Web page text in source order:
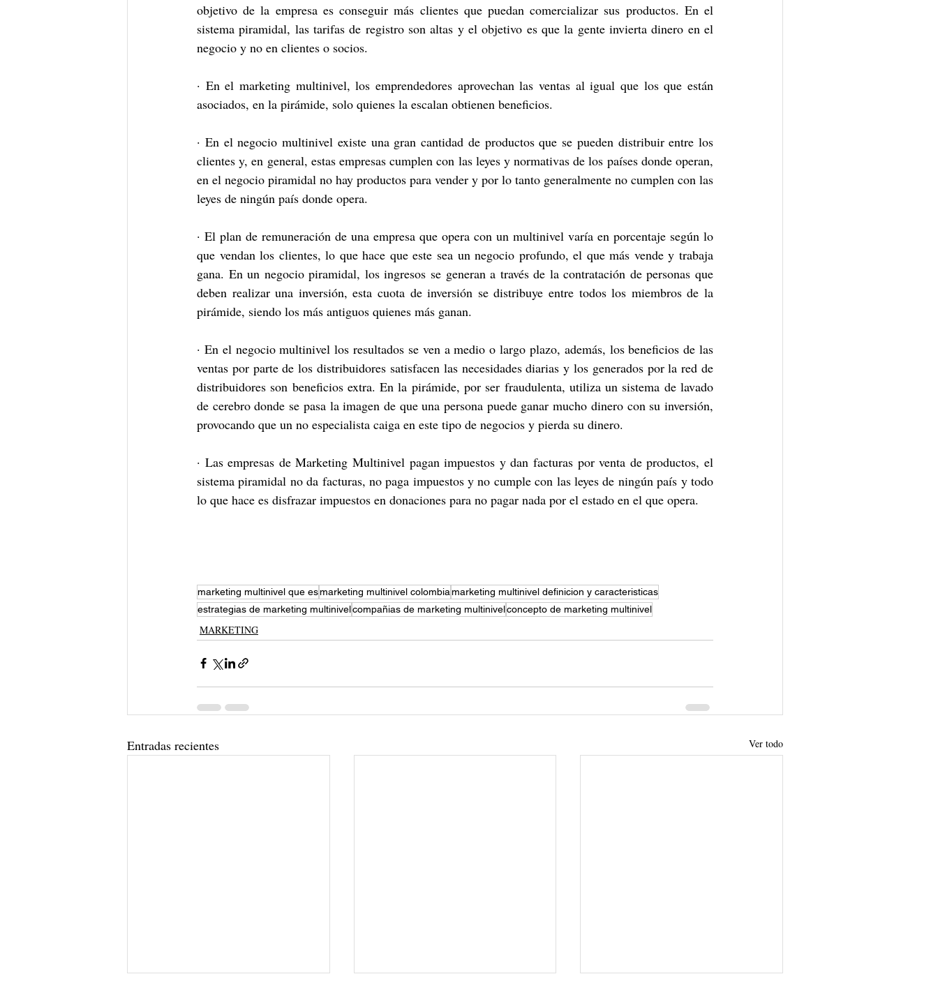
objetivo de la empresa es conseguir más clientes que puedan comercializar sus productos. En el
sistema piramidal, las tarifas de registro son altas y el objetivo es que la gente invierta dinero en el
negocio y no en clientes o socios.
· En el marketing multinivel, los emprendedores aprovechan las ventas al igual que los que están
asociados, en la pirámide, solo quienes la escalan obtienen beneficios.
· En el negocio multinivel existe una gran cantidad de productos que se pueden distribuir entre los
clientes y, en general, estas empresas cumplen con las leyes y normativas de los países donde operan,
en el negocio piramidal no hay productos para vender y por lo tanto generalmente no cumplen con las
leyes de ningún país donde opera.
· El plan de remuneración de una empresa que opera con un multinivel varía en porcentaje según lo
que vendan los clientes, lo que hace que este sea un negocio profundo, el que más vende y trabaja
gana. En un negocio piramidal, los ingresos se generan a través de la contratación de personas que
deben realizar una inversión, esta cuota de inversión se distribuye entre todos los miembros de la
pirámide, siendo los más antiguos quienes más ganan.
· En el negocio multinivel los resultados se ven a medio o largo plazo, además, los beneficios de las
ventas por parte de los distribuidores satisfacen las necesidades diarias y los generados por la red de
distribuidores son beneficios extra. En la pirámide, por ser fraudulenta, utiliza un sistema de lavado
de cerebro donde se pasa la imagen de que una persona puede ganar mucho dinero con su inversión,
provocando que un no especialista caiga en este tipo de negocios y pierda su dinero.
· Las empresas de Marketing Multinivel pagan impuestos y dan facturas por venta de productos, el
sistema piramidal no da facturas, no paga impuestos y no cumple con las leyes de ningún país y todo
lo que hace es disfrazar impuestos en donaciones para no pagar nada por el estado en el que opera.
marketing multinivel que esmarketing multinivel colombiamarketing multinivel definicion y caracteristicas
estrategias de marketing multinivelcompañias de marketing multinivelconcepto de marketing multinivel
MARKETING
Entradas recientes Ver todo